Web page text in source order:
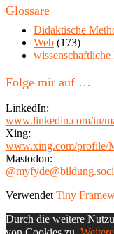
diesem
Glossare
Didaktische
Web (173)
wissenschaftliche
Folge mir auf …
LinkedIn:
www.linkedin.com/in/
Xing:
www.xing.com/profile/
Mastodon:
Footer
Inhalt
Verwendet Tiny
Durch die weitere